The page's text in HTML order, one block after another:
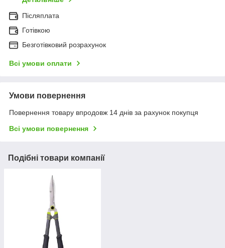
Післяплата
Готівкою
Безготівковий розрахунок
Всі умови оплати
Умови повернення
Повернення товару впродовж 14 днів за рахунок покупця
Всі умови повернення
Подібні товари компанії